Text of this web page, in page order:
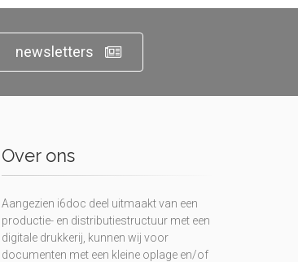
newsletters
Over ons
Aangezien i6doc deel uitmaakt van een
productie- en distributiestructuur met een
digitale drukkerij, kunnen wij voor
documenten met een kleine oplage en/of